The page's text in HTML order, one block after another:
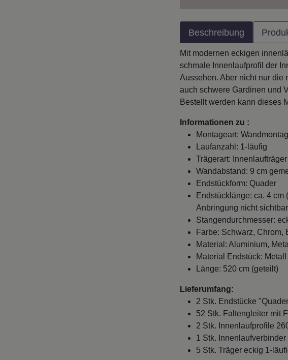
Beschreibung
Mit modernen eckigen
schmale Innenlaufprofil der
Aussehen. Aber nicht nur die
auch schwere Gardinen und
Bestellt werden kann dieses
Informationen zu :
Montageart:
Laufanzahl: 1-läufig
Trägerart:
Wandabstand: 9 cm
Endstückform: Quader
Endstücklänge: ca. 4
Anbringung nicht
Stangendurchmesser:
Farbe: Schwarz, Chrom,
Material: Aluminium,
Material Endstück: Metall
Länge: 520 cm (geteilt)
Lieferumfang:
2 Stk. Endstücke
52 Stk. Faltengleiter mit
2 Stk. Innenlaufprofile
1 Stk. Innenlaufverbinder
5 Stk. Träger eckig 1-